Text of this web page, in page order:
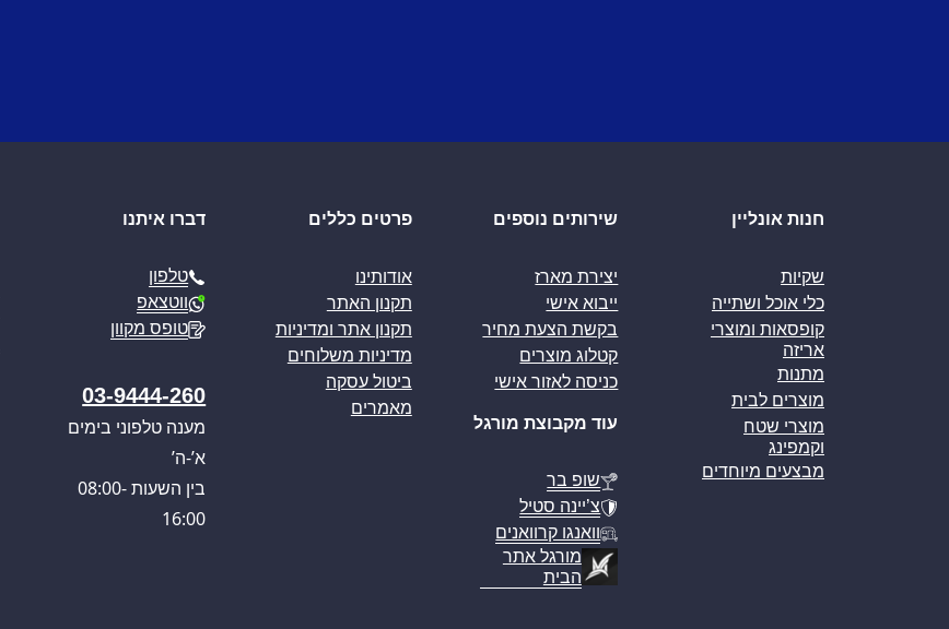
חנות אונליין
שקיות
כלי אוכל ושתייה
קופסאות ומוצרי
אריזה
מתנות
מוצרים לבית
מוצרי שטח
וקמפינג
מבצעים מיוחדים
שירותים נוספים
יצירת מארז
ייבוא אישי
בקשת הצעת מחיר
קטלוג מוצרים
כניסה לאזור אישי
עוד מקבוצת מורגל
שופ בר
צ’יינה סטיל
וואנגו קרוואנים
מורגל אתר
הבית
פרטים כללים
אודותינו
תקנון האתר
תקנון אתר ומדיניות
מדיניות משלוחים
ביטול עסקה
מאמרים
דברו איתנו
טלפון
ווטצאפ
טופס מקוון
03-9444-260
מענה טלפוני בימים
א’-ה’
בין השעות 08:00-
16:00